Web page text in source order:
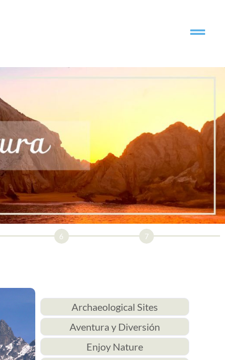
6 7
Archaeological Sites
Aventura y Diversión
Enjoy Nature